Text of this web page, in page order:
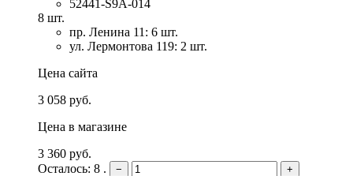
52441-S9A-014
8 шт.
пр. Ленина 11: 6 шт.
ул. Лермонтова 119: 2 шт.
Цена сайта
3 058 руб.
Цена в магазине
3 360 руб.
Осталось: 8 .
−
+